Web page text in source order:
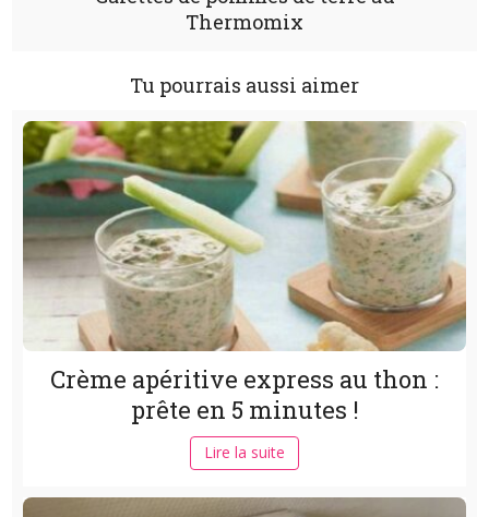
Thermomix
Tu pourrais aussi aimer
Crème apéritive express au thon :
prête en 5 minutes !
Lire la suite